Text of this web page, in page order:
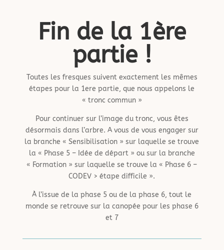
Fin de la 1ère
partie !
Toutes les fresques suivent exactement les mêmes
étapes pour la 1ere partie, que nous appelons le
« tronc commun »
Pour continuer sur l’image du tronc, vous êtes
désormais dans l’arbre. A vous de vous engager sur
la branche « Sensibilisation » sur laquelle se trouve
la « Phase 5 – Idée de départ » ou sur la branche
« Formation » sur laquelle se trouve la « Phase 6 –
CODEV > étape difficile ».
À l’issue de la phase 5 ou de la phase 6, tout le
monde se retrouve sur la canopée pour les phase 6
et 7